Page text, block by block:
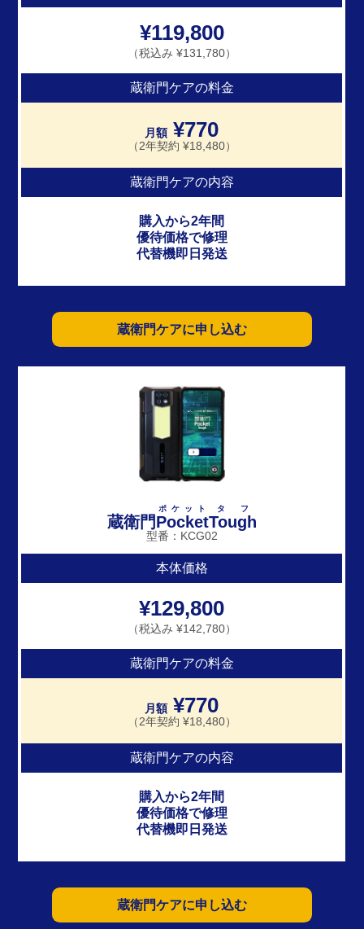
¥119,800
（税込み ¥131,780）
蔵衛門ケアの料金
月額¥770
（2年契約 ¥18,480）
蔵衛門ケアの内容
購入から2年間
優待価格で修理
代替機即日発送
蔵衛門ケアに申し込む
蔵衛門Pocket
ポケット
Tough
タフ
型番：KCG02
本体価格
¥129,800
（税込み ¥142,780）
蔵衛門ケアの料金
月額¥770
（2年契約 ¥18,480）
蔵衛門ケアの内容
購入から2年間
優待価格で修理
代替機即日発送
蔵衛門ケアに申し込む